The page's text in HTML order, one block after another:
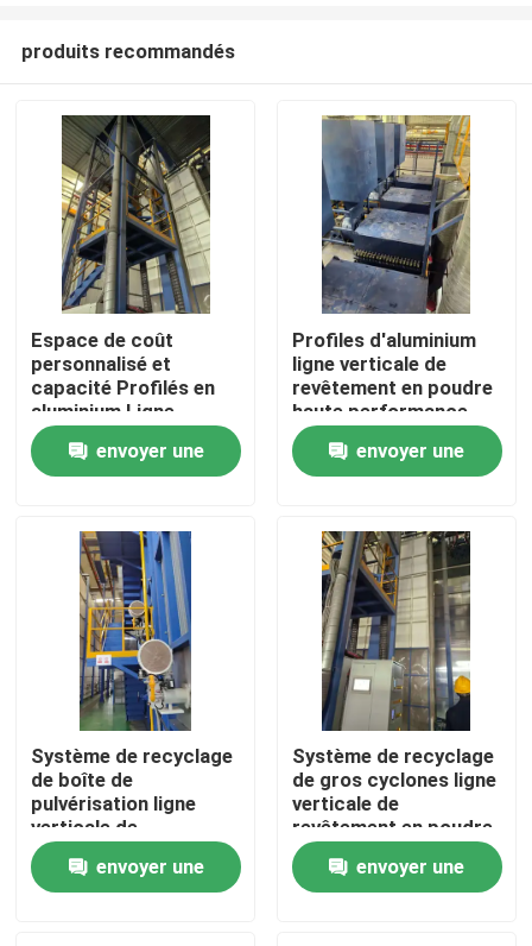
Maison
Produits
VR Show
Au sujet de nous
Visite d'usine
Contrôle de qualité
Contactez-nous
Demandez une citation
produits recommandés
Espace de coût
personnalisé et
capacité Profilés en
aluminium Ligne
verticale de
revêtement en poudre
haute performance
envoyer une
Profiles d'aluminium
ligne verticale de
revêtement en poudre
haute performance
envoyer une
Système de recyclage
de boîte de
pulvérisation ligne
verticale de
revêtement en poudre
haute performance
pour les profils en
envoyer une
Système de recyclage
de gros cyclones ligne
verticale de
revêtement en poudre
haute performance
pour les profils en
aluminium
envoyer une